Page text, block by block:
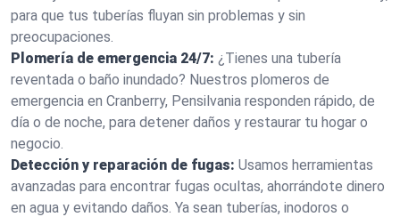
para que tus tuberías fluyan sin problemas y sin
preocupaciones.
Plomería de emergencia 24/7: ¿Tienes una tubería
reventada o baño inundado? Nuestros plomeros de
emergencia en Cranberry, Pensilvania responden rápido, de
día o de noche, para detener daños y restaurar tu hogar o
negocio.
Detección y reparación de fugas: Usamos herramientas
avanzadas para encontrar fugas ocultas, ahorrándote dinero
en agua y evitando daños. Ya sean tuberías, inodoros o